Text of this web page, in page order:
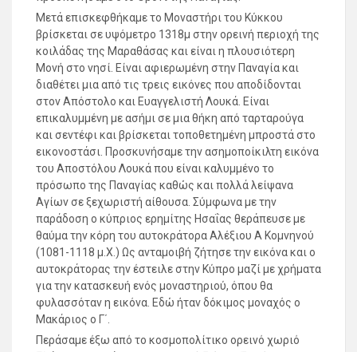
Μετά επισκεφθήκαμε το Μοναστήρι του Κύκκου
βρίσκεται σε υψόμετρο 1318μ στην ορεινή περιοχή της
κοιλάδας της Μαραθάσας και είναι η πλουσιότερη
Μονή στο νησί. Είναι αφιερωμένη στην Παναγία και
διαθέτει μια από τις τρεις εικόνες που αποδίδονται
στον Απόστολο και Ευαγγελιστή Λουκά. Είναι
επικαλυμμένη με ασήμι σε μια θήκη από ταρταρούγα
και σεντέφι και βρίσκεται τοποθετημένη μπροστά στο
εικονοστάσι. Προσκυνήσαμε την ασημοποίκιλτη εικόνα
του Αποστόλου Λουκά που είναι καλυμμένο το
πρόσωπο της Παναγίας καθώς και πολλά λείψανα
Αγίων σε ξεχωριστή αίθουσα. Σύμφωνα με την
παράδοση ο κύπριος ερημίτης Ησαΐας θεράπευσε με
θαύμα την κόρη του αυτοκράτορα Αλέξιου Α Κομνηνού
(1081-1118 μ.Χ.) Ως ανταμοιβή ζήτησε την εικόνα και ο
αυτοκράτορας την έστειλε στην Κύπρο μαζί με χρήματα
για την κατασκευή ενός μοναστηριού, όπου θα
φυλασσόταν η εικόνα. Εδώ ήταν δόκιμος μοναχός ο
Μακάριος ο Γ΄.
Περάσαμε έξω από το κοσμοπολίτικο ορεινό χωριό